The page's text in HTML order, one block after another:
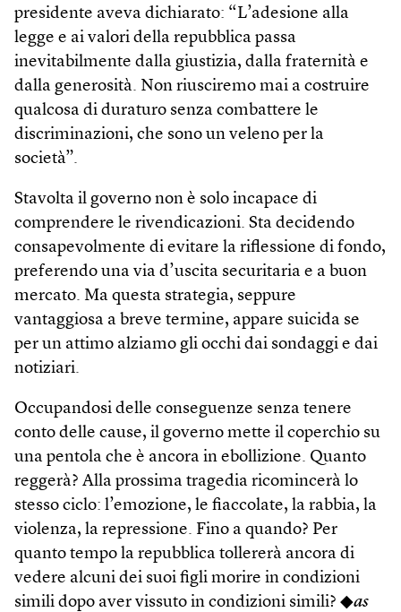
presidente aveva dichiarato: “L’adesione alla
legge e ai valori della repubblica passa
inevitabilmente dalla giustizia, dalla fraternità e
dalla generosità. Non riusciremo mai a costruire
qualcosa di duraturo senza combattere le
discriminazioni, che sono un veleno per la
società”.
Stavolta il governo non è solo incapace di
comprendere le rivendicazioni. Sta decidendo
consapevolmente di evitare la riflessione di fondo,
preferendo una via d’uscita securitaria e a buon
mercato. Ma questa strategia, seppure
vantaggiosa a breve termine, appare suicida se
per un attimo alziamo gli occhi dai sondaggi e dai
notiziari.
Occupandosi delle conseguenze senza tenere
conto delle cause, il governo mette il coperchio su
una pentola che è ancora in ebollizione. Quanto
reggerà? Alla prossima tragedia ricomincerà lo
stesso ciclo: l’emozione, le fiaccolate, la rabbia, la
violenza, la repressione. Fino a quando? Per
quanto tempo la repubblica tollererà ancora di
vedere alcuni dei suoi figli morire in condizioni
simili dopo aver vissuto in condizioni simili? ◆as